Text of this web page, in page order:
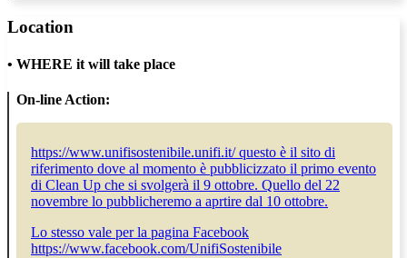
Location
• WHERE it will take place
On-line Action:
https://www.unifisostenibile.unifi.it/ questo è il sito di
riferimento dove al momento è pubblicizzato il primo evento
di Clean Up che si svolgerà il 9 ottobre. Quello del 22
novembre lo pubblicheremo a aprtire dal 10 ottobre.
Lo stesso vale per la pagina Facebook
https://www.facebook.com/UnifiSostenibile